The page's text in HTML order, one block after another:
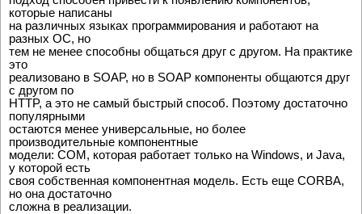
которые написаны
на различных языках программирования и работают на
разных ОС, но
тем не менее способны общаться друг с другом. Hа практике
это
реализовано в SOAP, но в SOAP компоненты общаются друг
с другом по
HTTP, а это не самый быстрый способ. Поэтому достаточно
популярными
остаются менее универсальные, но более
производительные компонентные
модели: COM, которая работает только на Windows, и Java,
у которой есть
своя собственная компонентная модель. Есть еще CORBA,
но она достаточно
сложна в реализации.